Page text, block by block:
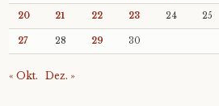
20 21 22 23 24 25
27 28 29 30
« Okt. Dez. »